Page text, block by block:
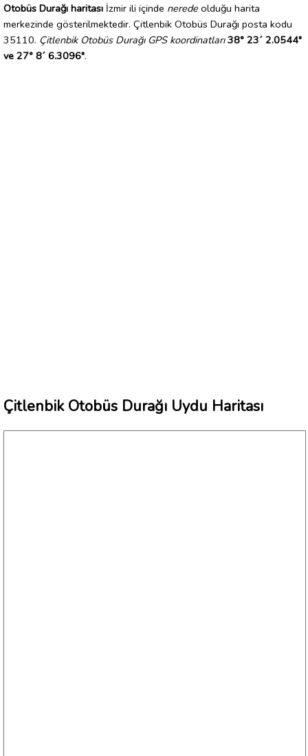
Otobüs Durağı haritası İzmir ili içinde nerede olduğu harita
merkezinde gösterilmektedir. Çitlenbik Otobüs Durağı posta kodu
35110. Çitlenbik Otobüs Durağı GPS koordinatları 38° 23´ 2.0544"
ve 27° 8´ 6.3096".
Çitlenbik Otobüs Durağı Uydu Haritası